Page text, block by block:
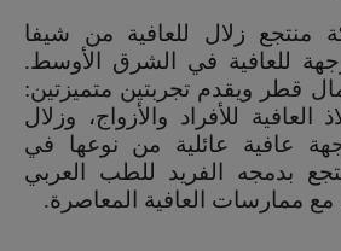
زلال للعافية من شيفا
للعافية في الشرق الأوسط.
قطر ويقدم تجربتين متميزتين:
العافية للأفراد والأزواج، وزلال
عافية عائلية من نوعها في
بدمجه الفريد للطب العربي
مع ممارسات العافية المعاصرة.